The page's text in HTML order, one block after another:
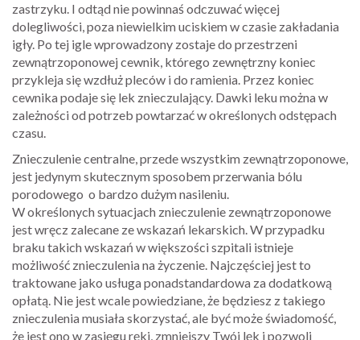
zastrzyku. I odtąd nie powinnaś odczuwać więcej
dolegliwości, poza niewielkim uciskiem w czasie zakładania
igły. Po tej igle wprowadzony zostaje do przestrzeni
zewnątrzoponowej cewnik, którego zewnętrzny koniec
przykleja się wzdłuż pleców i do ramienia. Przez koniec
cewnika podaje się lek znieczulający. Dawki leku można w
zależności od potrzeb powtarzać w określonych odstępach
czasu.
Znieczulenie centralne, przede wszystkim zewnątrzoponowe,
jest jedynym skutecznym sposobem przerwania bólu
porodowego o bardzo dużym nasileniu.
W określonych sytuacjach znieczulenie zewnątrzoponowe
jest wręcz zalecane ze wskazań lekarskich. W przypadku
braku takich wskazań w większości szpitali istnieje
możliwość znieczulenia na życzenie. Najczęściej jest to
traktowane jako usługa ponadstandardowa za dodatkową
opłatą. Nie jest wcale powiedziane, że będziesz z takiego
znieczulenia musiała skorzystać, ale być może świadomość,
że jest ono w zasięgu ręki, zmniejszy Twój lęk i pozwoli